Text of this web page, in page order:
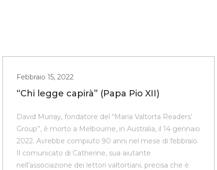
Febbraio 15, 2022
“Chi legge capirà” (Papa Pio XII)
David Murray, fondatore del “Maria Valtorta Readers’
Group”, è morto a Melbourne, in Australia, il 14 gennaio
2022. Avrebbe compiuto 90 anni nel mese di febbraio.
Il comunicato di Catherine, sua aiutante
nell’associazione dei lettori valtortiani, precisa che è